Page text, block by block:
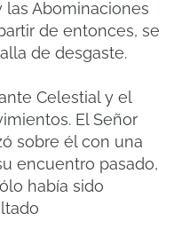
Abominaciones
de entonces, se
de desgaste.
Celestial y el
El Señor
sobre él con una
encuentro pasado,
había sido